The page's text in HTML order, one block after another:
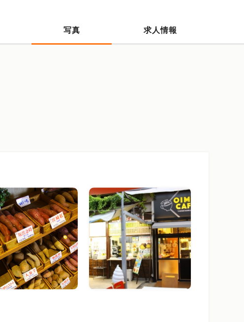
写真 求人情報